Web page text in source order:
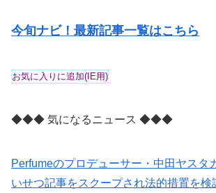
今旬ナビ！最新記事一覧はこちら
◆◆◆ 気になるニュース ◆◆◆
Perfumeのプロデューサー・中田ヤスタ
いせつ記事をスクープされ法的措置を検